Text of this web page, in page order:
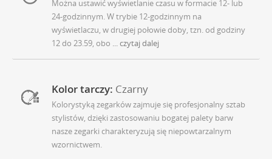
Można ustawić wyświetlanie czasu w formacie 12- lub
24-godzinnym. W trybie 12-godzinnym na
wyświetlaczu, w drugiej połowie doby, tzn. od godziny
12 do 23.59, obo ... czytaj dalej
Kolor tarczy: Czarny
Kolorystyką zegarków zajmuje się profesjonalny sztab
stylistów, dzięki zastosowaniu bogatej palety barw
nasze zegarki charakteryzują się niepowtarzalnym
wzornictwem.